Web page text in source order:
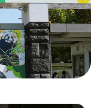
合案内
植物園
ン
東山動植物園
への支援